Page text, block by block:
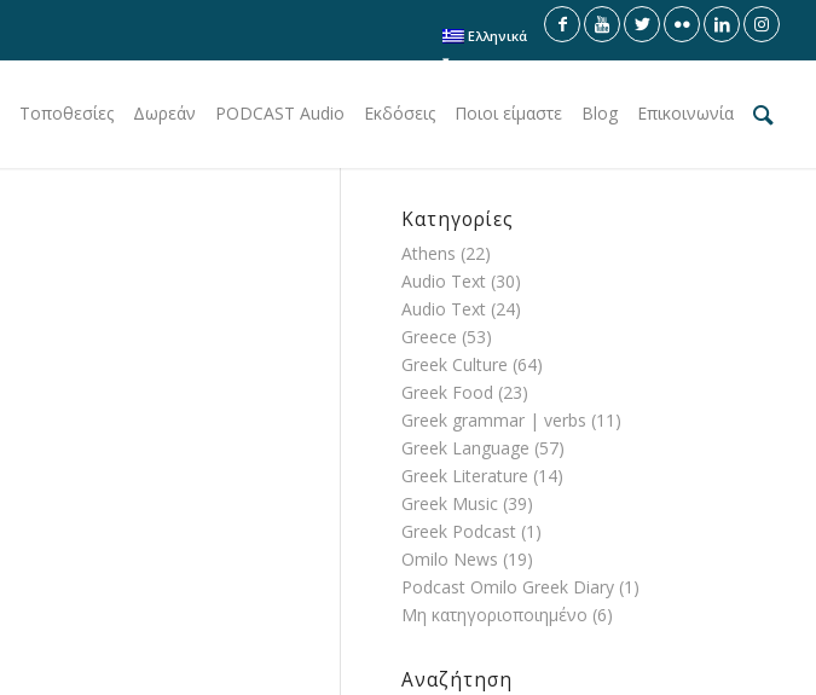
Ελληνικά
Τοποθεσίες Δωρεάν PODCAST Audio Εκδόσεις Ποιοι είμαστε Blog Επικοινωνία
Κατηγορίες
Athens (22)
Audio Text (30)
Audio Text (24)
Greece (53)
Greek Culture (64)
Greek Food (23)
Greek grammar | verbs (11)
Greek Language (57)
Greek Literature (14)
Greek Music (39)
Greek Podcast (1)
Omilo News (19)
Podcast Omilo Greek Diary (1)
Μη κατηγοριοποιημένο (6)
Αναζήτηση